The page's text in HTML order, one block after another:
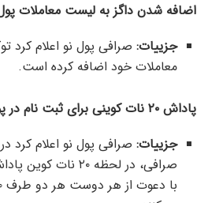
اضافه شدن داگز به لیست معاملات
جزییات: صرافی پول نو اعلام کرد
معاملات خود اضافه کرده است.
پاداش ۲۰ نات کوینی برای ثبت نام در پول نو
جزییات: صرافی پول نو اعلام کرد
صرافی، در لحظه ۲۰